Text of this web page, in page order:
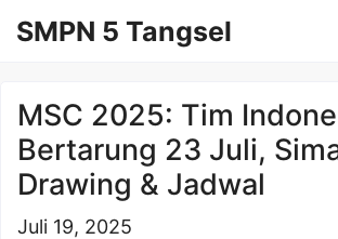
keSMPN 5 Tangsel
MSC 2025: Tim
Bertarung 23 Juli,
Drawing & Jadwal
Juli 19, 2025